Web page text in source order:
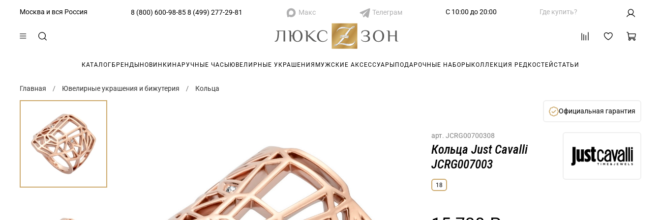
Москва и вся Россия 8 (800) 600-98-85 8 (499) 277-29-81 Макс Телеграм С 10:00 до 20:00 Где купить?
КАТАЛОГ БРЕНДЫ НОВИНКИ НАРУЧНЫЕ ЧАСЫ ЮВЕЛИРНЫЕ УКРАШЕНИЯ МУЖСКИЕ АКСЕССУАРЫ ПОДАРОЧНЫЕ НАБОРЫ КОЛЛЕКЦИЯ РЕДКОСТЕЙ СТАТЬИ
Главная Ювелирные украшения и бижутерия Кольца
Официальная гарантия
арт. JCRG00700308
Кольца Just Cavalli
JCRG007003
18